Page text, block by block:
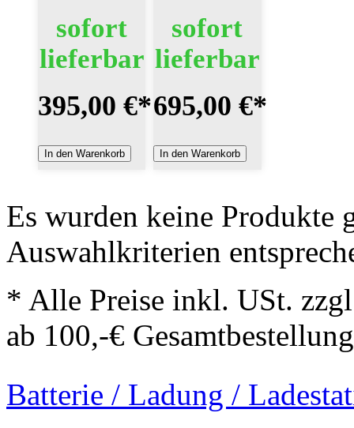
sofort
lieferbar
395,00 €*
In den Warenkorb
sofort
lieferbar
695,00 €*
In den Warenkorb
Es wurden keine Produkte
Auswahlkriterien
* Alle Preise inkl. USt.
ab 100,-€
Batterie / Ladung /